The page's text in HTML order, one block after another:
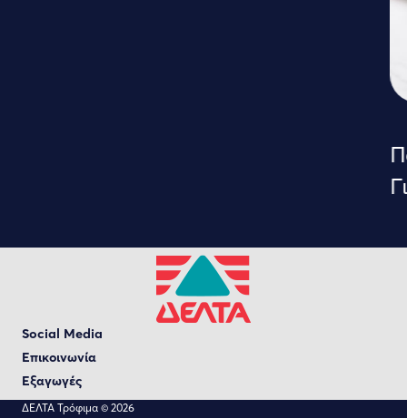
Social Media
Επικοινωνία
Εξαγωγές
ΔΕΛΤΑ Τρόφιμα © 2026